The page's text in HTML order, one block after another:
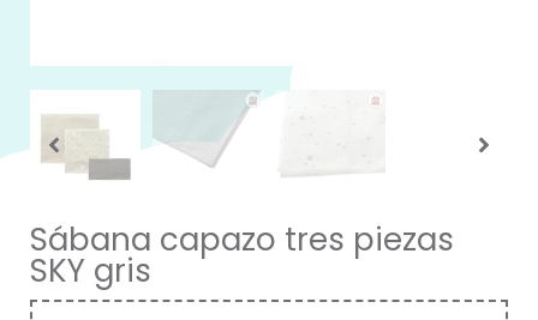
Sábana capazo tres piezas
SKY gris